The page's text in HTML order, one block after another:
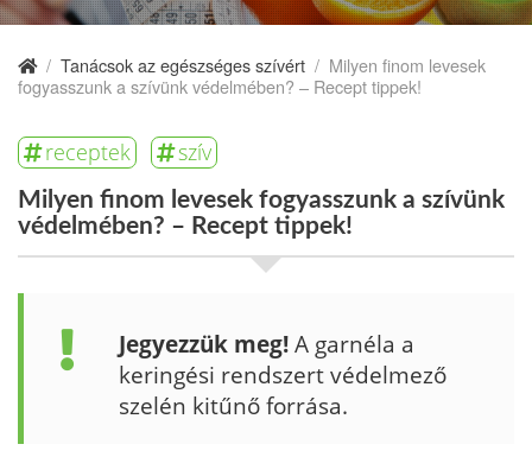
/ Tanácsok az egészséges szívért / Milyen finom levesek
fogyasszunk a szívünk védelmében? – Recept tippek!
receptek szív
Milyen finom levesek fogyasszunk a szívünk
védelmében? – Recept tippek!
Jegyezzük meg!A garnéla a
keringési rendszert védelmező
szelén kitűnő forrása.